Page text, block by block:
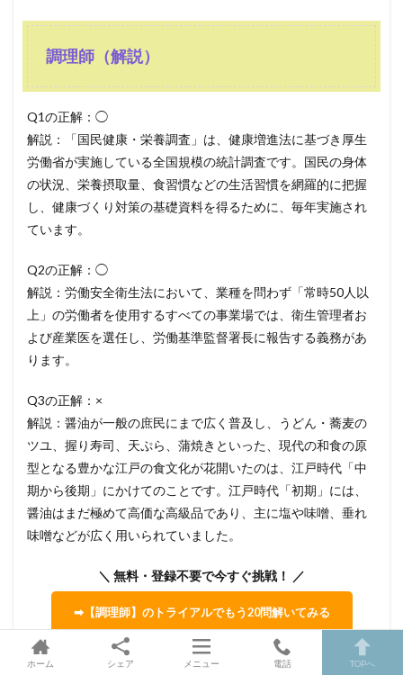
調理師（解説）
Q1の正解：◯
解説：「国民健康・栄養調査」は、健康増進法に基づき厚生
労働省が実施している全国規模の統計調査です。国民の身体
の状況、栄養摂取量、食習慣などの生活習慣を網羅的に把握
し、健康づくり対策の基礎資料を得るために、毎年実施され
ています。
Q2の正解：◯
解説：労働安全衛生法において、業種を問わず「常時50人以
上」の労働者を使用するすべての事業場では、衛生管理者お
よび産業医を選任し、労働基準監督署長に報告する義務があ
ります。
Q3の正解：×
解説：醤油が一般の庶民にまで広く普及し、うどん・蕎麦の
ツユ、握り寿司、天ぷら、蒲焼きといった、現代の和食の原
型となる豊かな江戸の食文化が花開いたのは、江戸時代「中
期から後期」にかけてのことです。江戸時代「初期」には、
醤油はまだ極めて高価な高級品であり、主に塩や味噌、垂れ
味噌などが広く用いられていました。
＼ 無料・登録不要で今すぐ挑戦！ ／
➡【調理師】のトライアルでもう20問解いてみる
ホーム シェア メニュー 電話 TOPへ